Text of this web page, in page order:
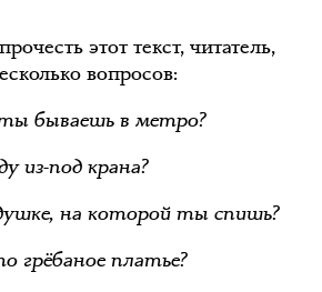
этот текст, читатель,
вопросов:
бываешь в метро?
из-под крана?
на которой ты спишь?
грёбаное платье?